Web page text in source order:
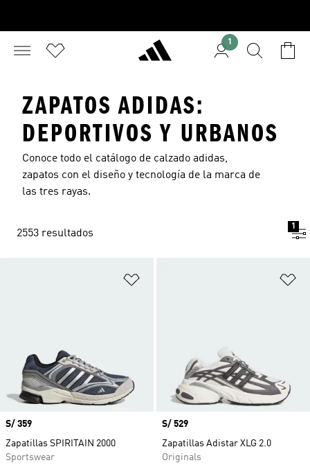
1
ZAPATOS ADIDAS:
DEPORTIVOS Y URBANOS
Conoce todo el catálogo de calzado adidas,
zapatos con el diseño y tecnología de la marca de
las tres rayas.
2553 resultados
1
Precio
S/ 359
Zapatillas SPIRITAIN 2000
Sportswear
Precio
S/ 529
Zapatillas Adistar XLG 2.0
Originals